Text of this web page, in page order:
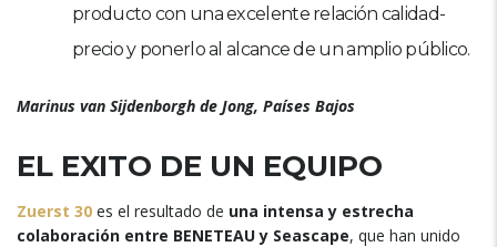
producto con una excelente relación calidad-
precio y ponerlo al alcance de un amplio público.
Marinus van Sijdenborgh de Jong, Países Bajos
EL EXITO DE UN EQUIPO
Zuerst 30 es el resultado de una intensa y estrecha
colaboración entre BENETEAU y Seascape, que han unido